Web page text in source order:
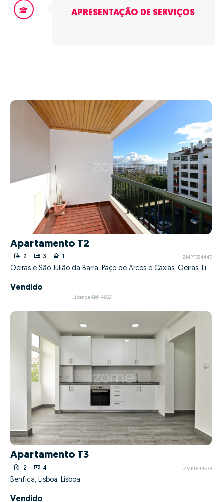
APRESENTAÇÃO DE SERVIÇOS
Apartamento T2
2 3 1 ZMPT554447
Oeiras e São Julião da Barra, Paço de Arcos e Caxias, Oeiras, Lisboa
Vendido
Licença AMI 4662
Apartamento T3
2 4 ZMPT544578
Benfica, Lisboa, Lisboa
Vendido